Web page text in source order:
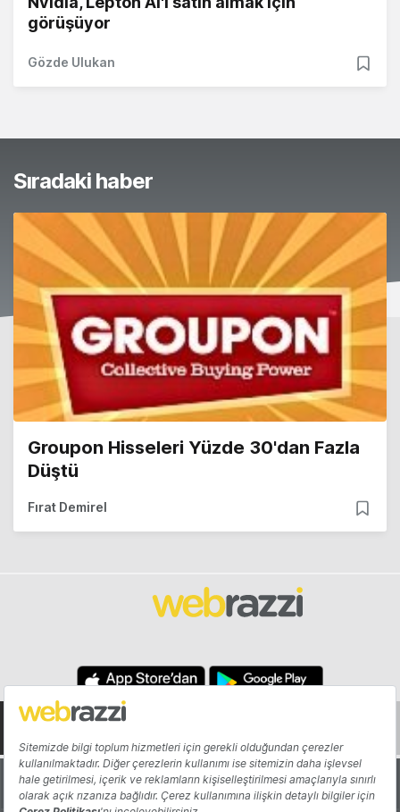
görüşüyor
Gözde Ulukan
Sıradaki haber
Groupon Hisseleri Yüzde 30'dan Fazla
Düştü
Fırat Demirel
Hakkında Yazarlar